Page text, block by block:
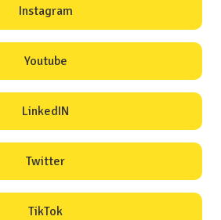
Instagram
Youtube
LinkedIN
Twitter
TikTok